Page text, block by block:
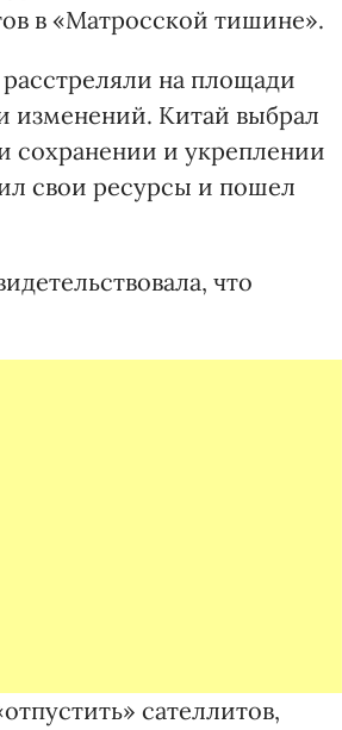
в «Матросской тишине».
на площади
изменений. Китай выбрал
сохранении и укреплении
свои ресурсы и пошел
что
сателлитов,